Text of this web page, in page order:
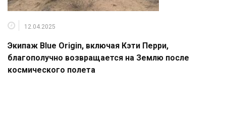
12.04.2025
Экипаж Blue Origin, включая Кэти Перри,
благополучно возвращается на Землю после
космического полета